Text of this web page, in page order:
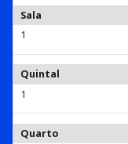
Sala
1
Quintal
1
Quarto